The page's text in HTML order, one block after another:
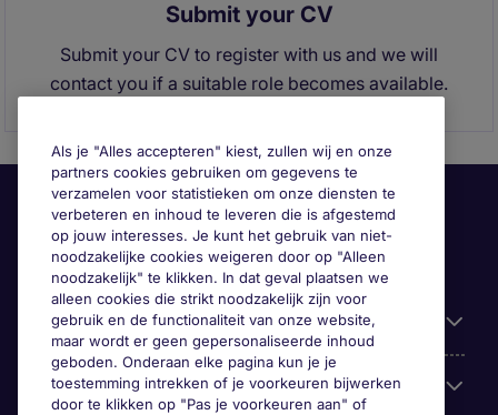
Submit your CV
Submit your CV to register with us and we will
contact you if a suitable role becomes available.
Handige informatie
Onze expertise
Als je "Alles accepteren" kiest, zullen wij en onze
partners cookies gebruiken om gegevens te
verzamelen voor statistieken om onze diensten te
verbeteren en inhoud te leveren die is afgestemd
op jouw interesses. Je kunt het gebruik van niet-
noodzakelijke cookies weigeren door op "Alleen
noodzakelijk" te klikken. In dat geval plaatsen we
alleen cookies die strikt noodzakelijk zijn voor
gebruik en de functionaliteit van onze website,
maar wordt er geen gepersonaliseerde inhoud
geboden. Onderaan elke pagina kun je je
toestemming intrekken of je voorkeuren bijwerken
door te klikken op "Pas je voorkeuren aan" of